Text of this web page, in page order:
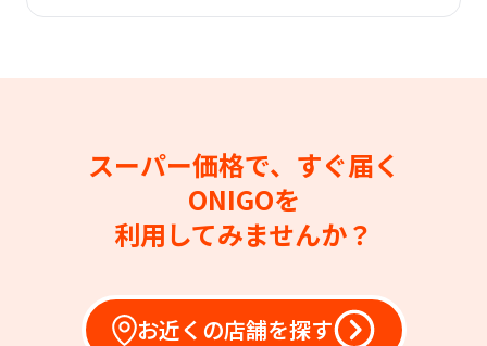
スーパー価格で、すぐ届く
ONIGOを
利用してみませんか？
お近くの店舗を探す